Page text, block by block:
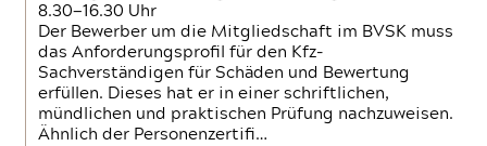
8.30—16.30 Uhr
Der Bewerber um die Mitgliedschaft im BVSK muss
das Anforderungsprofil für den Kfz-
Sachverständigen für Schäden und Bewertung
erfüllen. Dieses hat er in einer schriftlichen,
mündlichen und praktischen Prüfung nachzuweisen.
Ähnlich der Personenzertifi…